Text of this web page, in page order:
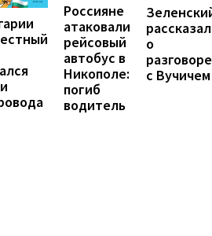
Россияне
атаковали
рейсовый
автобус в
Никополе:
погиб
водитель
рассказал
о
разговоре
с Вучичем